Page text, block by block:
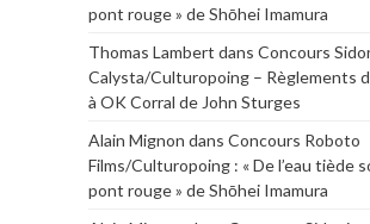
pont rouge » de Shōhei Imamura
Thomas Lambert dans Concours
Calysta/Culturopoing – Règlements
à OK Corral de John Sturges
Alain Mignon dans Concours Roboto
Films/Culturopoing : « De l’eau tiède
pont rouge » de Shōhei Imamura